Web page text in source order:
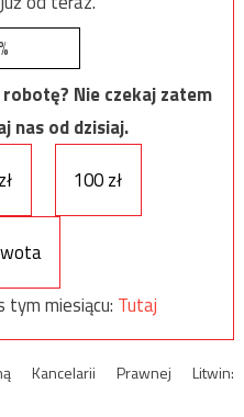
Nie czekaj zatem
nas od dzisiaj.
100 zł
tym miesiącu: Tutaj
Kancelarii Prawnej Litwin: